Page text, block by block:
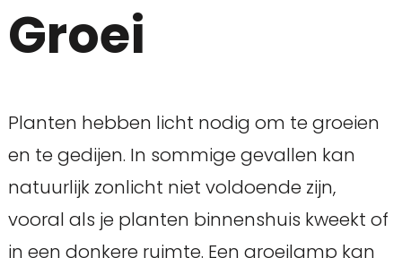
Groei
Planten hebben licht nodig om te groeien
en te gedijen. In sommige gevallen kan
natuurlijk zonlicht niet voldoende zijn,
vooral als je planten binnenshuis kweekt of
in een donkere ruimte. Een groeilamp kan